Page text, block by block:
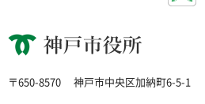
神戸市役所
〒650-8570 神戸市中央区加納町6-5-1